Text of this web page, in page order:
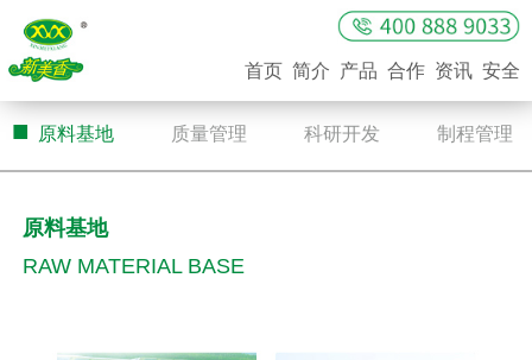
首页 简介 产品 合作 资讯 安全
■ 原料基地 质量管理 科研开发 制程管理
原料基地
RAW MATERIAL BASE